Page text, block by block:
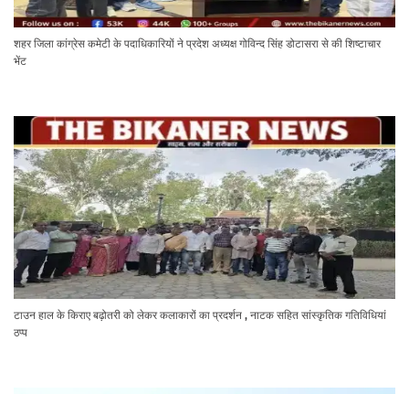
शहर जिला कांग्रेस कमेटी के पदाधिकारियों ने प्रदेश अध्यक्ष गोविन्द सिंह डोटासरा से की शिष्टाचार
भेंट
टाउन हाल के किराए बढ़ोतरी को लेकर कलाकारों का प्रदर्शन , नाटक सहित सांस्कृतिक गतिविधियां
ठप्प